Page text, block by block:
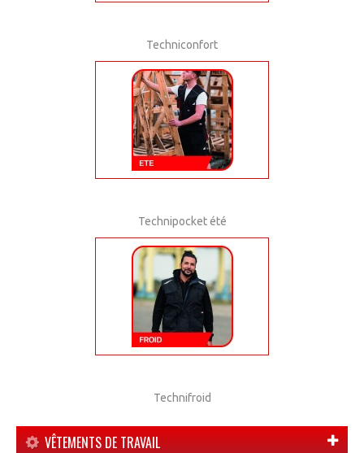
Techniconfort
Technipocket été
Technifroid
VÊTEMENTS DE TRAVAIL